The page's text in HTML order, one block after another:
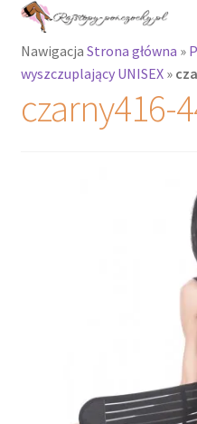
Przejdź
nawigacji
Przejdź
treści
Rajstopy
Rozwiń
menu
potomne
Rajstopy Orirose
menu
potomne
Nawigacja Strona główna »
wyszczuplający UNISEX»
czarny416-